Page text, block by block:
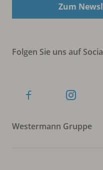
Zum
Folgen Sie uns auf
Westermann Gruppe